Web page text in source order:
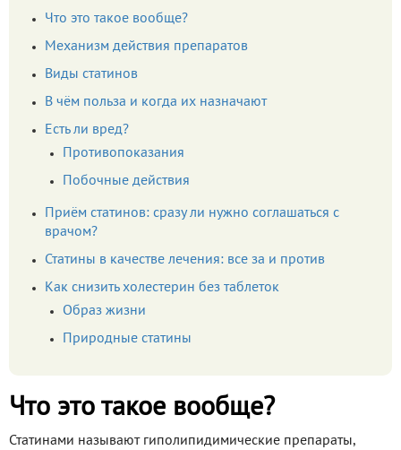
Что это такое вообще?
Механизм действия препаратов
Виды статинов
В чём польза и когда их назначают
Есть ли вред?
Противопоказания
Побочные действия
Приём статинов: сразу ли нужно соглашаться с
врачом?
Статины в качестве лечения: все за и против
Как снизить холестерин без таблеток
Образ жизни
Природные статины
Что это такое вообще?
Статинами называют гиполипидимические препараты,